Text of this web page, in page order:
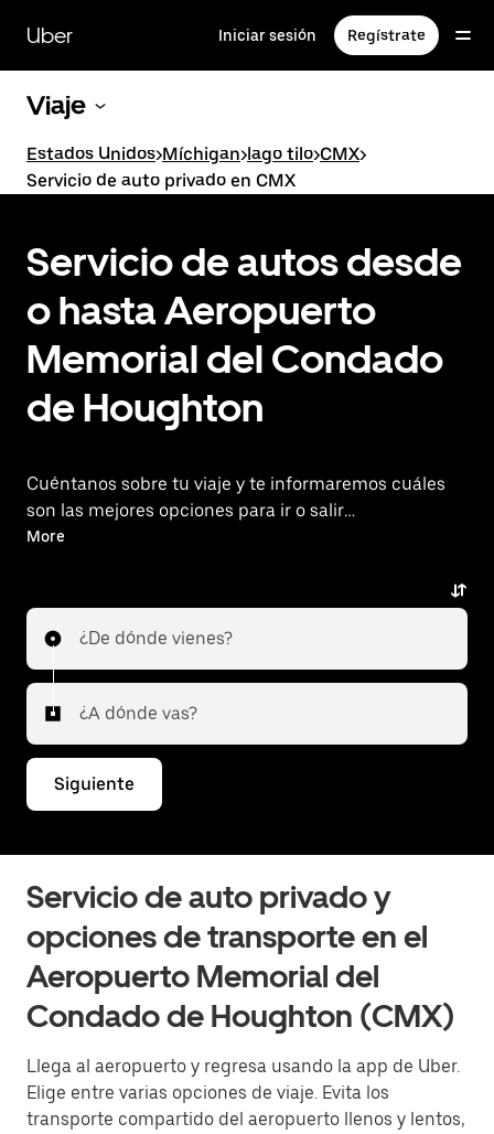
contenido
principal
Uber Iniciar sesión Regístrate
Viaje
Estados Unidos>Míchigan>lago tilo>CMX>
Servicio de auto privado en CMX
Servicio de autos desde
o hasta Aeropuerto
Memorial del Condado
de Houghton
Cuéntanos sobre tu viaje y te informaremos cuáles
son las mejores opciones para ir o salir
del aeropuerto.
More
¿De dónde vienes?
¿A dónde vas?
Siguiente
Servicio de auto privado y
opciones de transporte en el
Aeropuerto Memorial del
Condado de Houghton (CMX)
Llega al aeropuerto y regresa usando la app de Uber.
Elige entre varias opciones de viaje. Evita los
transporte compartido del aeropuerto llenos y lentos,